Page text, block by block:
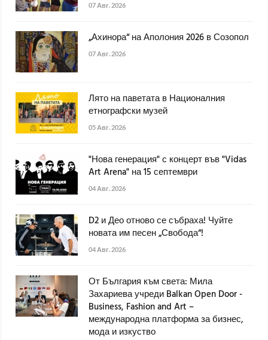
07 Авг. 2026
„Ахинора“ на Аполония 2026 в Созопол
07 Авг. 2026
Лято на паветата в Националния
етнографски музей
05 Авг. 2026
"Нова генерация" с концерт във "Vidas
Art Arena" на 15 септември
04 Авг. 2026
D2 и Део отново се събраха! Чуйте
новата им песен „Свобода“!
04 Авг. 2026
От България към света: Мила
Захариева учреди Balkan Open Door -
Business, Fashion and Art –
международна платформа за бизнес,
мода и изкуство